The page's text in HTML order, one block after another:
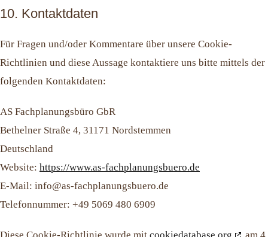
10. Kontaktdaten
Für Fragen und/oder Kommentare über unsere Cookie-
Richtlinien und diese Aussage kontaktiere uns bitte mittels der
folgenden Kontaktdaten:
AS Fachplanungsbüro GbR
Bethelner Straße 4, 31171 Nordstemmen
Deutschland
Website: https://www.as-fachplanungsbuero.de
E-Mail: info@as-fachplanungsbuero.de
Telefonnummer: +49 5069 480 6909